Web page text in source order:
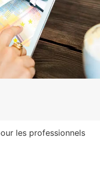
les professionnels